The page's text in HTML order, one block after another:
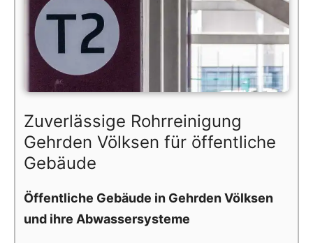
Zuverlässige Rohrreinigung
Gehrden Völksen für öffentliche
Gebäude
Öffentliche Gebäude in Gehrden Völksen
und ihre Abwassersysteme